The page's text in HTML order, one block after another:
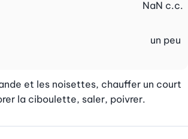
NaN c.c.
un peu
et les noisettes, chauffer un court
la ciboulette, saler, poivrer.